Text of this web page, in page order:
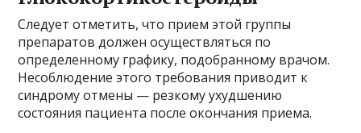
Следует отметить, что прием этой группы
препаратов должен осуществляться по
определенному графику, подобранному врачом.
Несоблюдение этого требования приводит к
синдрому отмены — резкому ухудшению
состояния пациента после окончания приема.